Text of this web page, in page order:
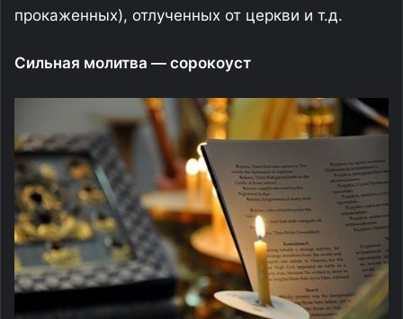
прокаженных), отлученных от церкви и т.д.
Сильная молитва — сорокоуст